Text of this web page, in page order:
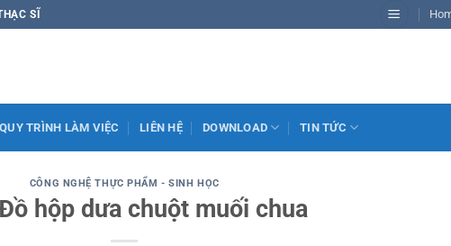
SĨ
QUY TRÌNH LÀM VIỆC LIÊN HỆ DOWNLOAD TIN TỨC
CÔNG NGHỆ THỰC PHẨM - SINH HỌC
hộp dưa chuột muối chua